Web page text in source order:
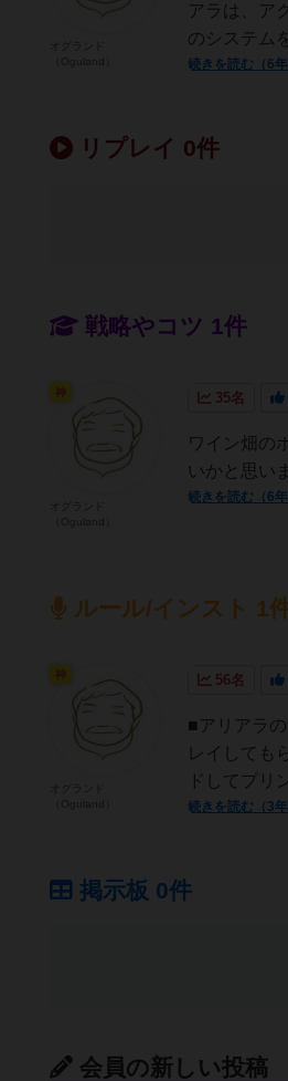
アラは、ア
のシステム
続きを読む（6年
リプレイ 0件
戦略やコツ 1件
35名
ワイン畑の
いかと思い
続きを読む（6年
ルール/インスト 1
56名
■アリアラ
レイしても
ドしてプリ
続きを読む（3年
掲示板 0件
会員の新しい投稿